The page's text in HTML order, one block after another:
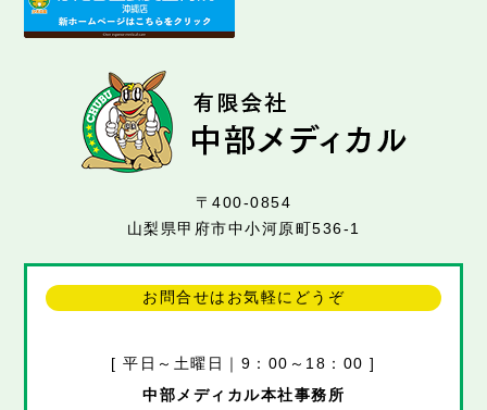
〒400-0854
山梨県甲府市中小河原町536-1
お問合せはお気軽にどうぞ
[ 平日～土曜日｜9：00～18：00 ]
中部メディカル本社事務所